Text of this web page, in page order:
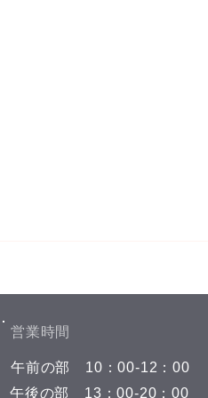
空き状況をお知らせします 8月7
空きがありません 午後の部 空き
がありません 8月8日(土) 午前の
​営業時間
​午前の部 ​10：00-12：00
​午後の部 ​13：00-20：00